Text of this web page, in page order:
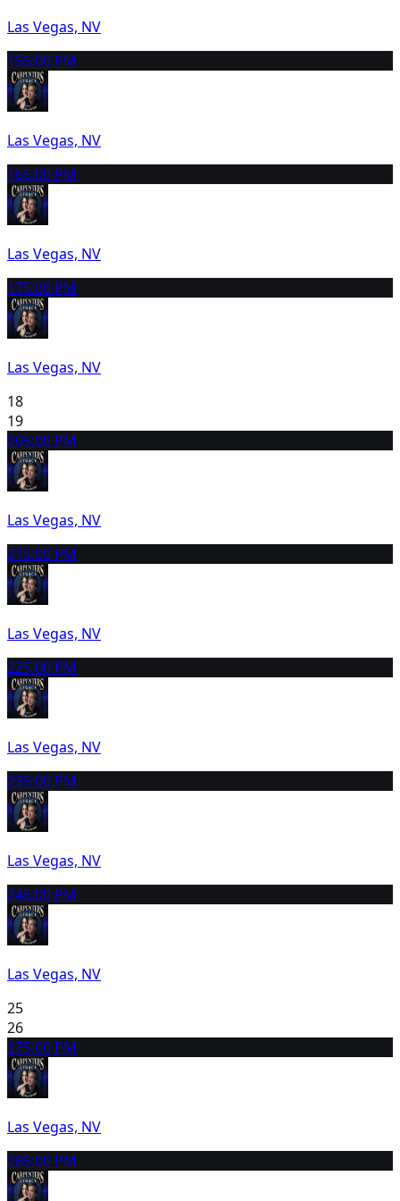
Las Vegas, NV
155:00 PM
Las Vegas, NV
165:00 PM
Las Vegas, NV
175:00 PM
Las Vegas, NV
18
19
205:00 PM
Las Vegas, NV
215:00 PM
Las Vegas, NV
225:00 PM
Las Vegas, NV
235:00 PM
Las Vegas, NV
245:00 PM
Las Vegas, NV
25
26
275:00 PM
Las Vegas, NV
285:00 PM